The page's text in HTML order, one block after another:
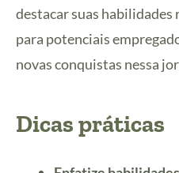
destacar suas habilidades
para potenciais
novas conquistas nessa
Dicas práticas